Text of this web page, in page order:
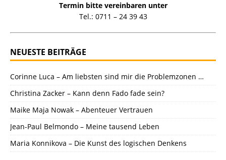
Termin bitte vereinbaren unter
Tel.: 0711 – 24 39 43
NEUESTE BEITRÄGE
Corinne Luca – Am liebsten sind mir die Problemzonen …
Christina Zacker – Kann denn Fado fade sein?
Maike Maja Nowak – Abenteuer Vertrauen
Jean-Paul Belmondo – Meine tausend Leben
Maria Konnikova – Die Kunst des logischen Denkens